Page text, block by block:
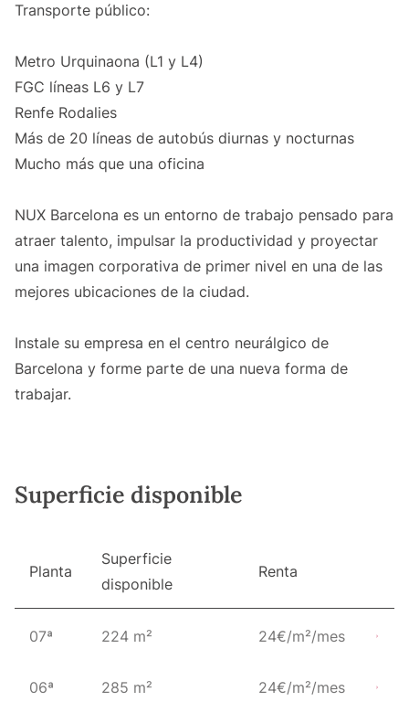
Transporte público:
Metro Urquinaona (L1 y L4)
FGC líneas L6 y L7
Renfe Rodalies
Más de 20 líneas de autobús diurnas y nocturnas
Mucho más que una oficina
NUX Barcelona es un entorno de trabajo pensado para
atraer talento, impulsar la productividad y proyectar
una imagen corporativa de primer nivel en una de las
mejores ubicaciones de la ciudad.
Instale su empresa en el centro neurálgico de
Barcelona y forme parte de una nueva forma de
trabajar.
Superficie disponible
Planta
Superficie
disponible
Renta
07ª 224 m² 24€/m²/mes
06ª 285 m² 24€/m²/mes